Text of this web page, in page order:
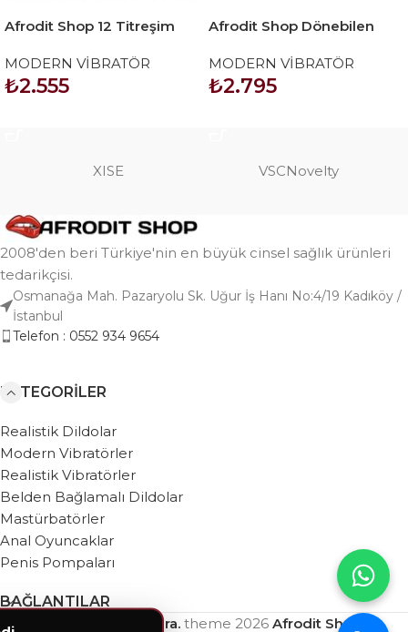
Afrodit Shop 12 Titreşim
MODERN VİBRATÖR
₺2.555
Afrodit Shop Dönebilen
Vibratör
MODERN VİBRATÖR
₺2.795
XISE VSCNovelty
2008'den beri Türkiye'nin en büyük cinsel sağlık ürünleri
tedarikçisi.
Osmanağa Mah. Pazaryolu Sk. Uğur İş Hanı No:4/19 Kadıköy /
İstanbul
Telefon : 0552 934 9654
KATEGORILER
Realistik Dildolar
Modern Vibratörler
Realistik Vibratörler
Belden Bağlamalı Dildolar
Mastürbatörler
Anal Oyuncaklar
Penis Pompaları
BAĞLANTILAR
WebZera. theme 2026 Afrodit Shop